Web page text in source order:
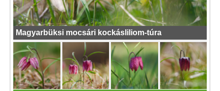
Magyarbüksi mocsári kockásliliom-túra